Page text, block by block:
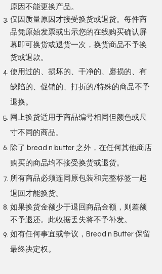
原因不能更换产品。
仅因质量原因才接受换货或退货。每件商
品凭原始发票或出示您的在线购买确认屏
幕即可换货或退货一次，换货商品不予换
货或退款。
使用过的、损坏的、干净的、磨损的、有
缺陷的、促销的、打折的/特殊的商品不予
退换。
网上换货适用于商品编号相同但颜色或尺
寸不同的商品。
除了 bread n butter 之外，在任何其他商店
购买的商品均不接受换货或退货。
所有商品必须连同原包装和完整标签一起
退回才能换货。
如果换货金额少于退回商品金额，则差额
不予退还。此收据丢失将不予补发。
如有任何事宜或争议，Bread n Butter 保留
最终决定权。